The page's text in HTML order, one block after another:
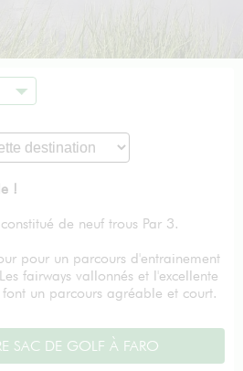
!
de neuf trous Par 3.
pour un parcours d'entrainement
fairways vallonnés et l'excellente
un parcours agréable et court.
SAC DE GOLF À FARO